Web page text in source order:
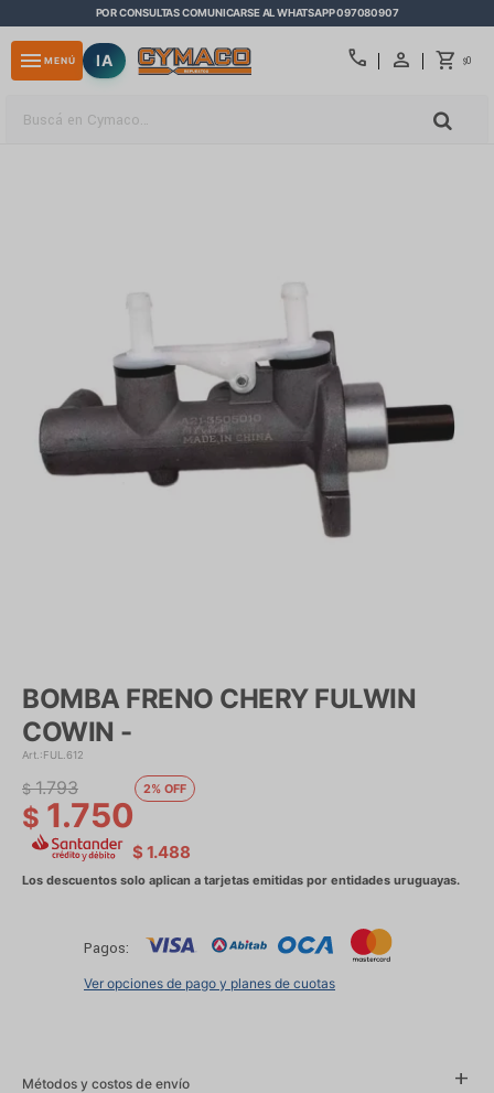
POR CONSULTAS COMUNICARSE AL WHATSAPP 097080907
call $0
menu MENÚ IA
BOMBA FRENO CHERY FULWIN
COWIN -
FUL.612
$ 1.750
$ 1.793 2
$ 1.488
Pagos:
Ver opciones de pago y planes de cuotas
Métodos y costos de envío
close